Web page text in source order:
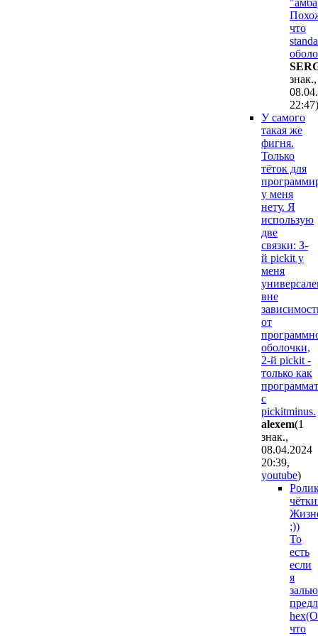
что
знак.,
22:47)
У самого
такая же
фигня.
Только
тёток для
у меня
нету. Я
использую
две
связки: З-
й pickit у
меня
вне
от
оболочки,
2-й pickit -
только как
с
pickitminus.
alexem(1
знак.,
08.04.2024
20:39,
youtube)
;))
То
есть
если
я
залью
что